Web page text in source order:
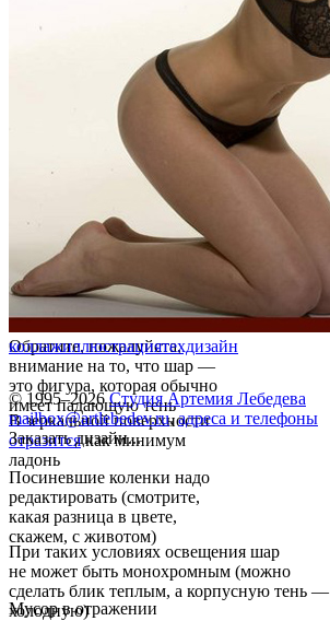
Обратите, пожалуйста,
внимание на то, что шар —
это фигура, которая обычно
имеет падающую тень
В зеркальной поверхности
отразитсякак минимум
ладонь
Посиневшие коленки надо
редактировать (смотрите,
какая разница в цвете,
скажем, с животом)
При таких условиях освещения шар
не может быть монохромным (можно
сделать блик теплым, а корпусную тень —
холодную)
Мусор в отражении
коллажиллюстрациятехдизайн
© 1995–2026 Студия Артемия Лебедева
mailbox@artlebedev.ru, адреса и телефоны
Заказать дизайн...